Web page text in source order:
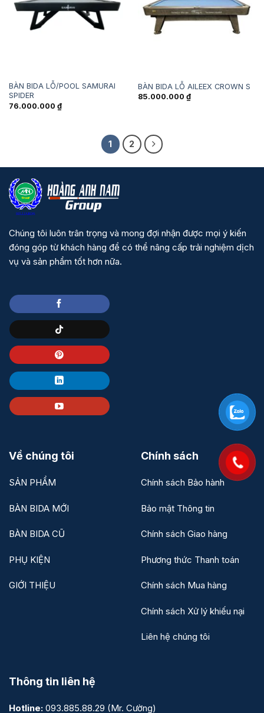
BÀN BIDA LỖ/POOL SAMURAI
SPIDER
76.000.000 ₫
BÀN BIDA LỖ AILEEX CROWN S
85.000.000 ₫
1 2
Chúng tôi luôn trân trọng và mong đợi nhận được mọi ý kiến
đóng góp từ khách hàng để có thể nâng cấp trải nghiệm dịch
vụ và sản phẩm tốt hơn nữa.
Về chúng tôi
SẢN PHẨM
BÀN BIDA MỚI
BÀN BIDA CŨ
PHỤ KIỆN
GIỚI THIỆU
Chính sách
Chính sách Bảo hành
Bảo mật Thông tin
Chính sách Giao hàng
Phương thức Thanh toán
Chính sách Mua hàng
Chính sách Xử lý khiếu nại
Liên hệ chúng tôi
Thông tin liên hệ
Hotline: 093.885.88.29 (Mr. Cường)